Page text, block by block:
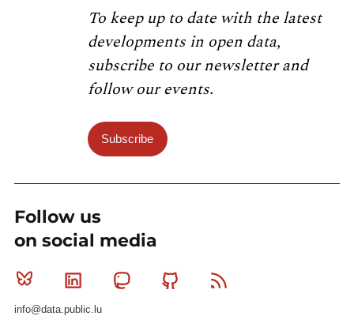
To keep up to date with the latest
developments in open data,
subscribe to our newsletter and
follow our events.
Subscribe
Follow us
on social media
Bluesky Linkedin MastodonGithub
info@data.public.lu